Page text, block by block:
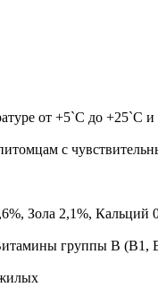
от +5`С до +25`С
с
Зола 2,1%, Кальций
группы В (В1,